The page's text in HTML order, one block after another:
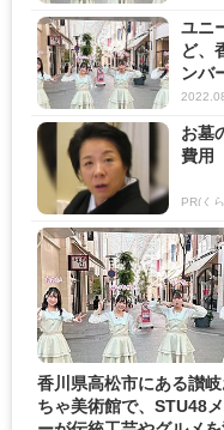
ユニ
ど、
ンバ
お墓
費用
PR(く
香川県高松市にある讃
ちゃ美術館で、STU48